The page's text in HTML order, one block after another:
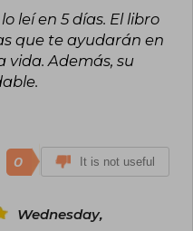
leí en 5 días. El libro
que te ayudarán en
vida. Además, su
0 It is not useful
Wednesday,